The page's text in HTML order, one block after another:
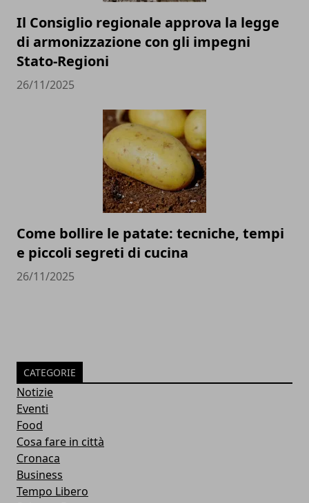
Il Consiglio regionale approva la legge
di armonizzazione con gli impegni
Stato-Regioni
26/11/2025
Come bollire le patate: tecniche, tempi
e piccoli segreti di cucina
26/11/2025
CATEGORIE
Notizie
Eventi
Food
Cosa fare in città
Cronaca
Business
Tempo Libero